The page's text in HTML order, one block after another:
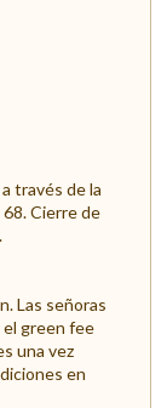
través de la
Cierre de
Las señoras
el green fee
una vez
en